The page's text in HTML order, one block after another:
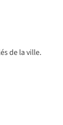
de la ville.